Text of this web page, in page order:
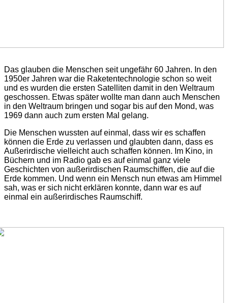
Das glauben die Menschen seit ungefähr 60 Jahren. In den
1950er Jahren war die Raketentechnologie schon so weit
und es wurden die ersten Satelliten damit in den Weltraum
geschossen. Etwas später wollte man dann auch Menschen
in den Weltraum bringen und sogar bis auf den Mond, was
1969 dann auch zum ersten Mal gelang.
Die Menschen wussten auf einmal, dass wir es schaffen
können die Erde zu verlassen und glaubten dann, dass es
Außerirdische vielleicht auch schaffen können. Im Kino, in
Büchern und im Radio gab es auf einmal ganz viele
Geschichten von außerirdischen Raumschiffen, die auf die
Erde kommen. Und wenn ein Mensch nun etwas am Himmel
sah, was er sich nicht erklären konnte, dann war es auf
einmal ein außerirdisches Raumschiff.